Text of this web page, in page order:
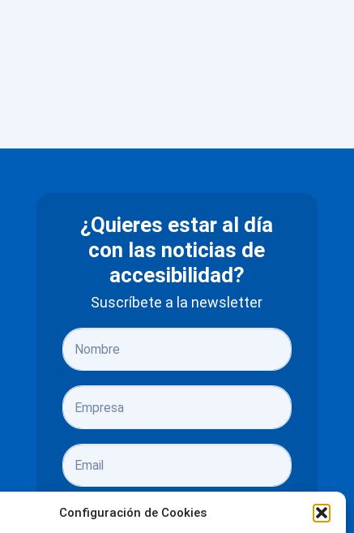
Configuración de Cookies
¿Quieres estar al día
con las noticias de
accesibilidad?
Suscríbete a la newsletter